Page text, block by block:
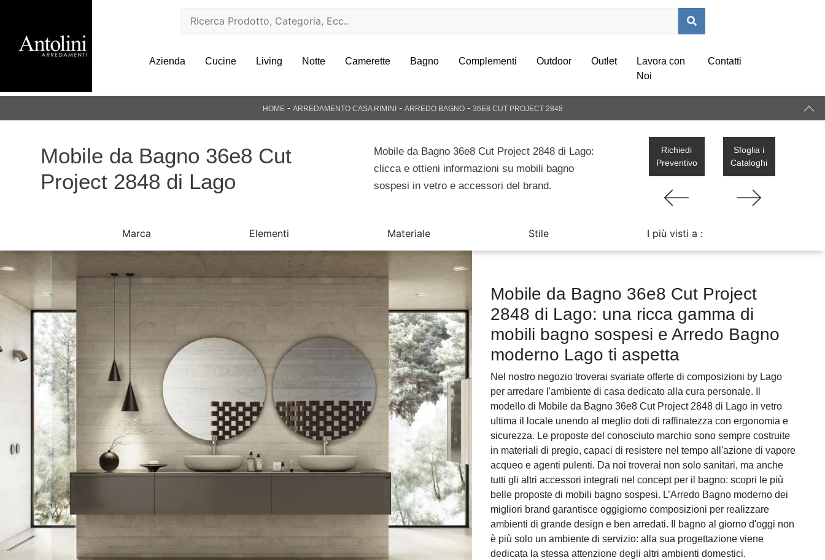
Azienda Cucine Living Notte Camerette Bagno Complementi Outdoor Outlet
Lavora con
Noi
Contatti
HOME- ARREDAMENTO CASA RIMINI - ARREDO BAGNO - 36E8 CUT PROJECT 2848
Mobile da Bagno 36e8 Cut
Project 2848 di Lago
Mobile da Bagno 36e8 Cut Project 2848 di Lago:
clicca e ottieni informazioni su mobili bagno
sospesi in vetro e accessori del brand.
Richiedi
Preventivo
Sfoglia i
Cataloghi
Marca Elementi Materiale Stile I più visti a :
Mobile da Bagno 36e8 Cut Project
2848 di Lago: una ricca gamma di
mobili bagno sospesi e Arredo Bagno
moderno Lago ti aspetta
Nel nostro negozio troverai svariate offerte di composizioni by Lago
per arredare l'ambiente di casa dedicato alla cura personale. Il
modello di Mobile da Bagno 36e8 Cut Project 2848 di Lago in vetro
ultima il locale unendo al meglio doti di raffinatezza con ergonomia e
sicurezza. Le proposte del conosciuto marchio sono sempre costruite
in materiali di pregio, capaci di resistere nel tempo all'azione di vapore
acqueo e agenti pulenti. Da noi troverai non solo sanitari, ma anche
tutti gli altri accessori integrati nel concept per il bagno: scopri le più
belle proposte di mobili bagno sospesi. L’Arredo Bagno moderno dei
migliori brand garantisce oggigiorno composizioni per realizzare
ambienti di grande design e ben arredati. Il bagno al giorno d'oggi non
è più solo un ambiente di servizio: alla sua progettazione viene
dedicata la stessa attenzione degli altri ambienti domestici.